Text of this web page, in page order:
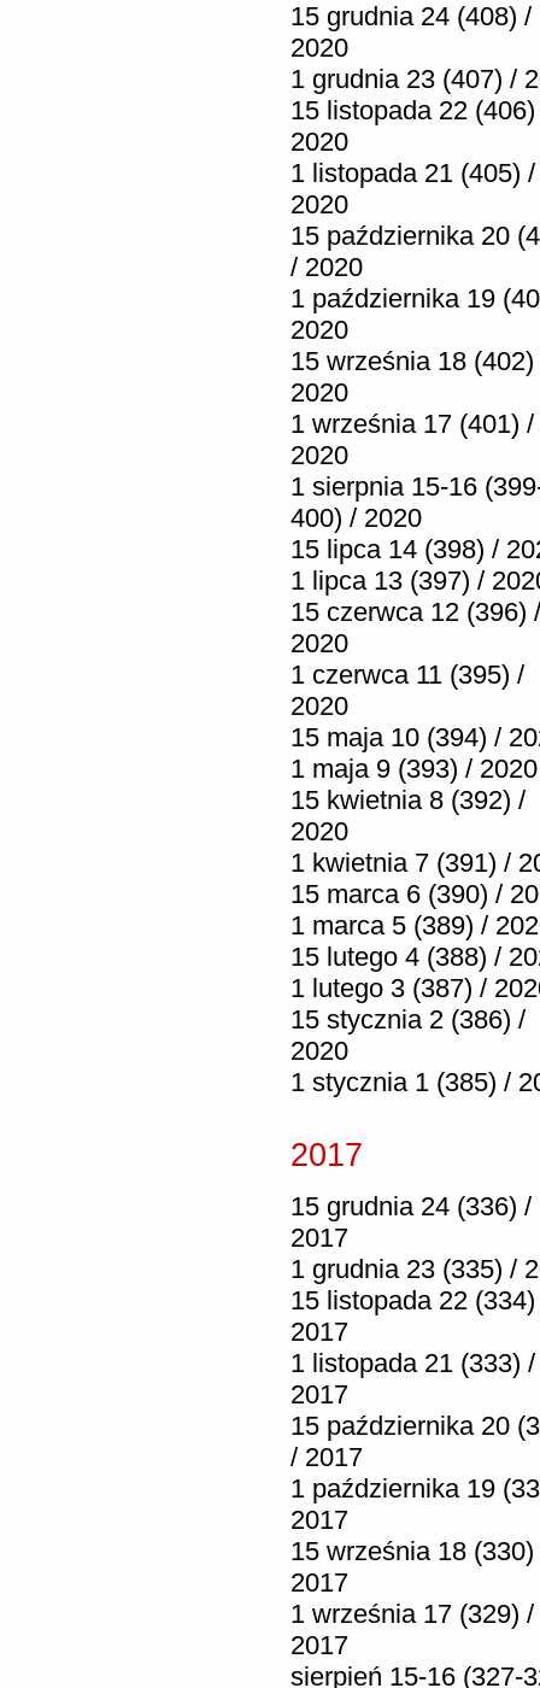
15 grudnia 24 (408) /
2020
1 grudnia 23 (407) /
15 listopada 22
2020
1 listopada 21 (405) /
2020
15 października 20
/ 2020
1 października 19
2020
15 września 18 (402)
2020
1 września 17 (401) /
2020
1 sierpnia 15-16
400) / 2020
15 lipca 14 (398) /
1 lipca 13 (397) /
15 czerwca 12 (396) /
2020
1 czerwca 11 (395) /
2020
15 maja 10 (394) /
1 maja 9 (393) / 2020
15 kwietnia 8 (392) /
2020
1 kwietnia 7 (391) /
15 marca 6 (390) /
1 marca 5 (389) /
15 lutego 4 (388) /
1 lutego 3 (387) /
15 stycznia 2 (386) /
2020
1 stycznia 1 (385) /
2017
15 grudnia 24 (336) /
2017
1 grudnia 23 (335) /
15 listopada 22
2017
1 listopada 21 (333) /
2017
15 października 20
/ 2017
1 października 19
2017
15 września 18 (330)
2017
1 września 17 (329) /
2017
sierpień 15-16 (327-